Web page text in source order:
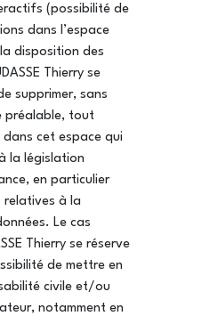
(possibilité de
dans l’espace
disposition des
Thierry se
supprimer, sans
préalable, tout
cet espace qui
la législation
en particulier
relatives à la
Le cas
Thierry se réserve
de mettre en
civile et/ou
notamment en